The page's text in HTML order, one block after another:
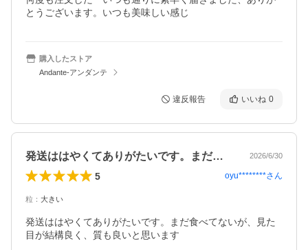
とうございます。いつも美味しい感じ
購入したストア
Andante-アンダンテ
違反報告 いいね 0
発送ははやくてありがたいです。まだ食べ… 2026/6/30
5 oyu********さん
粒 ： 大きい
発送ははやくてありがたいです。まだ食べてないが、見た
目が結構良く、質も良いと思います